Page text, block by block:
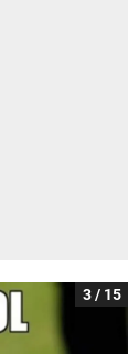
3 / 15